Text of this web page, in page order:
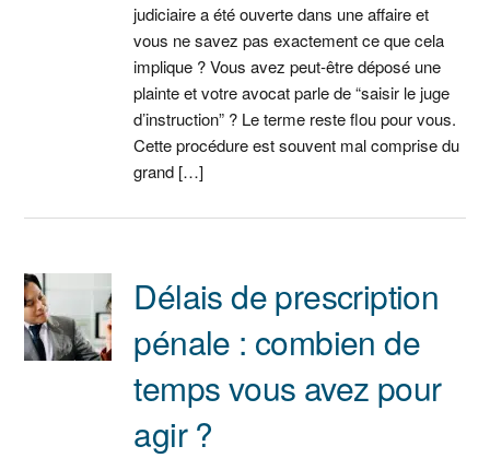
judiciaire a été ouverte dans une affaire et
vous ne savez pas exactement ce que cela
implique ? Vous avez peut‑être déposé une
plainte et votre avocat parle de “saisir le juge
d’instruction” ? Le terme reste flou pour vous.
Cette procédure est souvent mal comprise du
grand […]
Délais de prescription
pénale : combien de
temps vous avez pour
agir ?